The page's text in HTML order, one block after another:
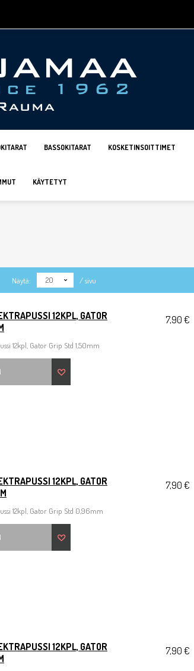
BASSOKITARAT KOSKETINSOITTIMET
KÄYTETYT
Näytä: 20 / sivu
12KPL, GATOR
12kpl, Gator Grip Std 1,50mm
7,90 €
12KPL, GATOR
12kpl, Gator Grip Std 0,96mm
7,90 €
12KPL, GATOR
7,90 €